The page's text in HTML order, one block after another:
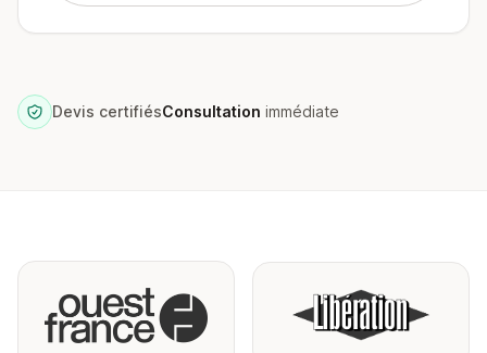
Devis certifiésConsultation immédiate